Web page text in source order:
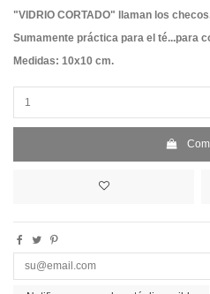
"VIDRIO CORTADO" llaman los
Sumamente práctica para el té...para
Medidas: 10x10 cm.